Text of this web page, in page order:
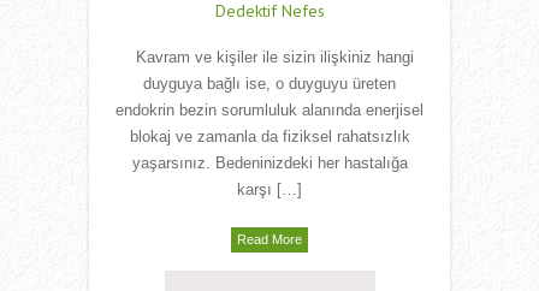
Dedektif Nefes
Kavram ve kişiler ile sizin ilişkiniz hangi
duyguya bağlı ise, o duyguyu üreten
endokrin bezin sorumluluk alanında enerjisel
blokaj ve zamanla da fiziksel rahatsızlık
yaşarsınız. Bedeninizdeki her hastalığa
karşı […]
Read More